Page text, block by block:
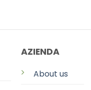
AZIENDA
About us